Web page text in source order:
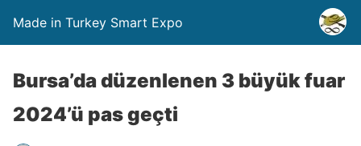
Made in Turkey Smart Expo
Bursa’da düzenlenen 3 büyük fuar
2024’ü pas geçti